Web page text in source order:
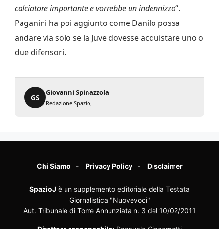
calciatore importante e vorrebbe un indennizzo“.
Paganini ha poi aggiunto come Danilo possa
andare via solo se la Juve dovesse acquistare uno o
due difensori.
GS
Giovanni Spinazzola
Redazione SpazioJ
Chi Siamo Privacy Policy Disclaimer
SpazioJ è un supplemento editoriale della Testata
Giornalistica "Nuovevoci"
Aut. Tribunale di Torre Annunziata n. 3 del 10/02/2011